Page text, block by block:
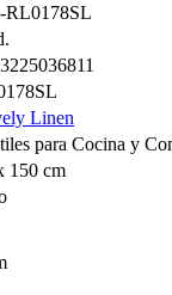
Linen
para Cocina y
150 cm